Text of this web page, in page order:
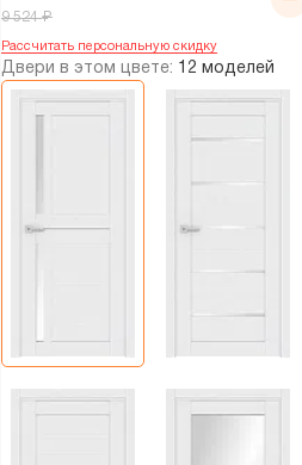
9 524₽
Рассчитать персональную скидку
Двери в этом цвете: 12 моделей